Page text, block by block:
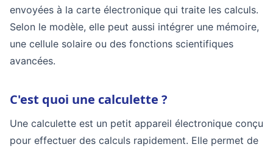
envoyées à la carte électronique qui traite les calculs.
Selon le modèle, elle peut aussi intégrer une mémoire,
une cellule solaire ou des fonctions scientifiques
avancées.
C'est quoi une calculette ?
Une calculette est un petit appareil électronique conçu
pour effectuer des calculs rapidement. Elle permet de